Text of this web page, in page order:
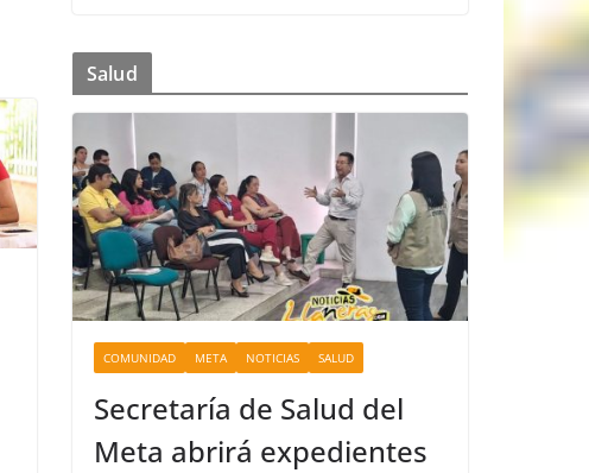
Salud
COMUNIDAD META NOTICIAS SALUD
Secretaría de Salud del
Meta abrirá expedientes